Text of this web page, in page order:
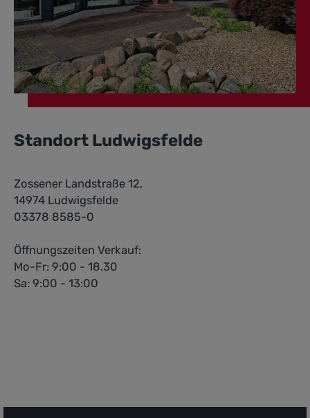
Standort Ludwigsfelde
Zossener Landstraße 12,
14974 Ludwigsfelde
03378 8585-0
Öffnungszeiten Verkauf:
Mo-Fr: 9:00 - 18.30
Sa: 9:00 - 13:00